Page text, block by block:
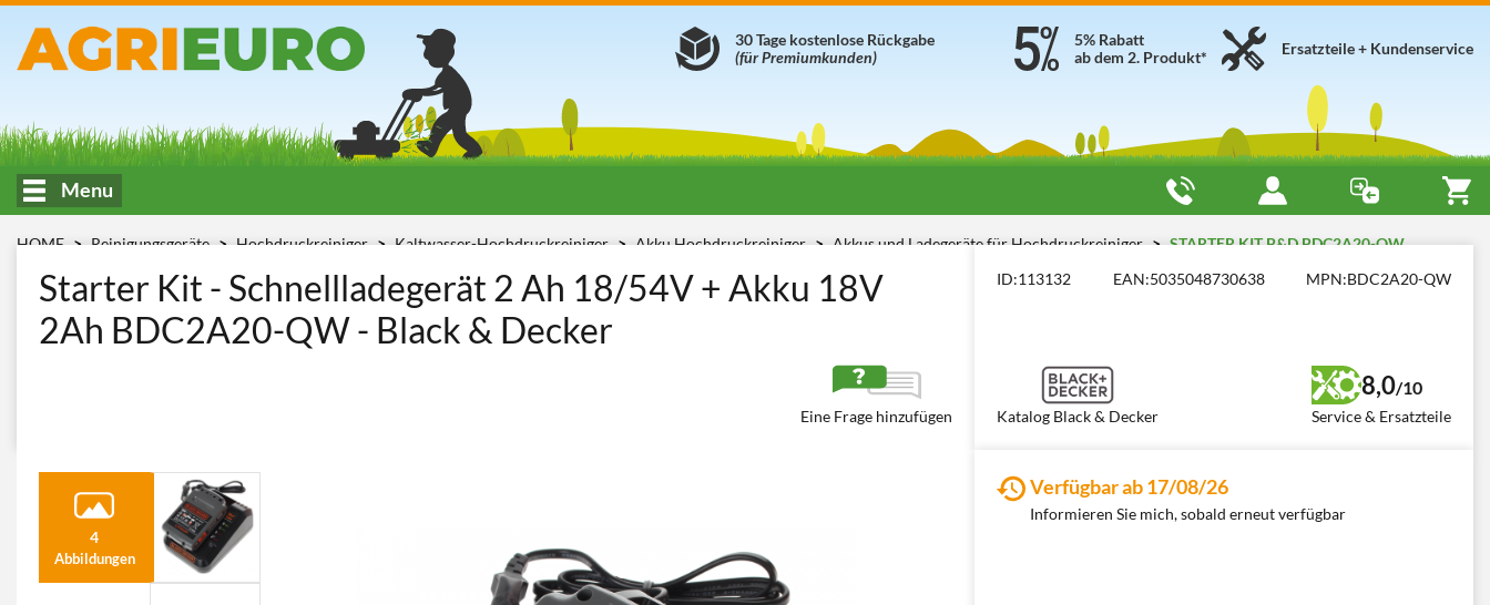
Ersatzteile + Kundenservice
5% Rabatt
ab dem 2. Produkt*
30 Tage kostenlose Rückgabe
(für Premiumkunden)
Menu
HOME Reinigungsgeräte Hochdruckreiniger Kaltwasser-Hochdruckreiniger Akku Hochdruckreiniger Akkus und Ladegeräte für Hochdruckreiniger
STARTER KIT B&D BDC2A20-QW
Starter Kit - Schnellladegerät 2 Ah 18/54V + Akku 18V
2Ah BDC2A20-QW - Black & Decker
Eine Frage hinzufügen
ID:113132 EAN:5035048730638 MPN:BDC2A20-QW
Katalog Black & Decker
8,0/10
Service & Ersatzteile
4
Abbildungen
Verfügbar ab 17/08/26
Informieren Sie mich, sobald erneut verfügbar